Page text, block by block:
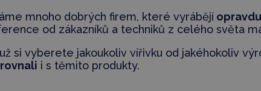
mnoho dobrých firem, které vyrábějí
od zákazníků a techniků z celého světa
si vyberete jakoukoliv vířivku od jakéhokoliv
i s těmito produkty.